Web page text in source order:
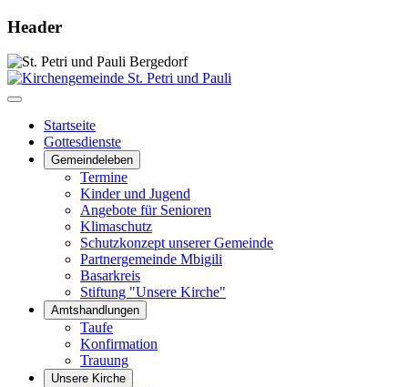
Header
Startseite
Gottesdienste
Gemeindeleben
Termine
Kinder und Jugend
Angebote für Senioren
Klimaschutz
Schutzkonzept unserer Gemeinde
Partnergemeinde Mbigili
Basarkreis
Stiftung "Unsere Kirche"
Amtshandlungen
Taufe
Konfirmation
Trauung
Unsere Kirche